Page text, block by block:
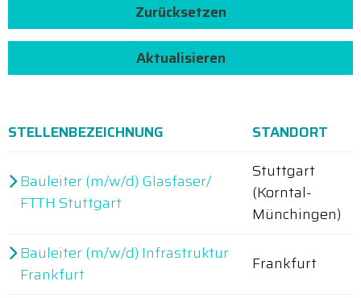
Zurücksetzen
Aktualisieren
STELLENBEZEICHNUNG STANDORT
Bauleiter (m/w/d) Glasfaser/
FTTH Stuttgart
Stuttgart
(Korntal-
Münchingen)
Bauleiter (m/w/d) Infrastruktur
Frankfurt
Frankfurt